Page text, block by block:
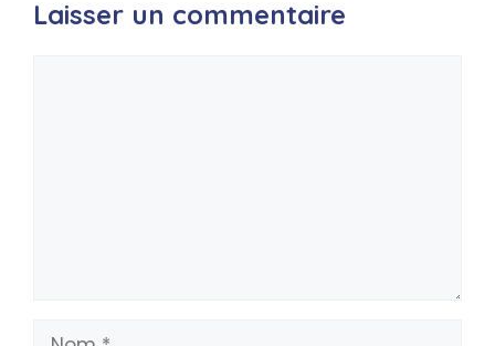
Laisser un commentaire
Nom